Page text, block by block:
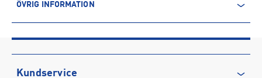
ÖVRIG INFORMATION
Produktnummer: 608161
Leverantörens produktnummer: 145063
Artikelnummer: 60816103-ANTHRACITE
Kundservice